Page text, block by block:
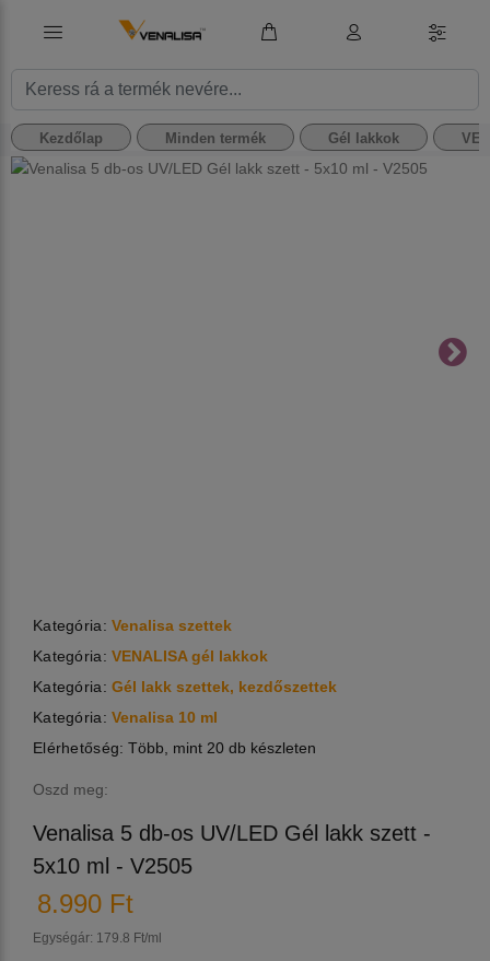
Kezdőlap Minden termék Gél lakkok
Kategória: Venalisa szettek
Kategória: VENALISA gél lakkok
Kategória: Gél lakk szettek, kezdőszettek
Kategória: Venalisa 10 ml
Elérhetőség: Több, mint 20 db készleten
Oszd meg:
Venalisa 5 db-os UV/LED Gél lakk szett -
5x10 ml - V2505
8.990 Ft
Egységár: 179.8 Ft/ml